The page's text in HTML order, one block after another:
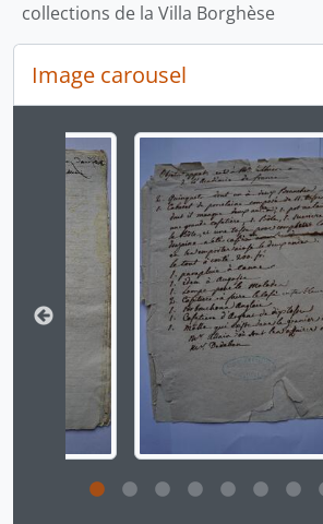
collections de la Villa Borghèse
Image carousel
Changer la présente